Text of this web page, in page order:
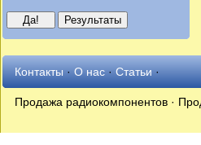
Контакты·О нас·Статьи·
Продажа радиокомпонентов ·